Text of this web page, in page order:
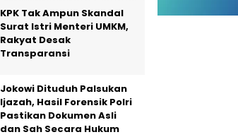
KPK Tak Ampun Skandal
Surat Istri Menteri UMKM,
Rakyat Desak
Transparansi
Jokowi Dituduh Palsukan
Ijazah, Hasil Forensik Polri
Pastikan Dokumen Asli
dan Sah Secara Hukum